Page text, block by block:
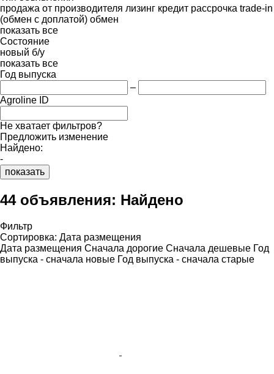
продажа от производителя лизинг кредит рассрочка trade-in
(обмен с доплатой) обмен
показать все
Состояние
новый б/у
показать все
Год выпуска
–
Agroline ID
Не хватает фильтров?
Предложить изменение
Найдено:
-
показать
44 объявления: Найдено
Фильтр
Сортировка: Дата размещения
Дата размещения Сначала дорогие Сначала дешевые Год
выпуска - сначала новые Год выпуска - сначала старые